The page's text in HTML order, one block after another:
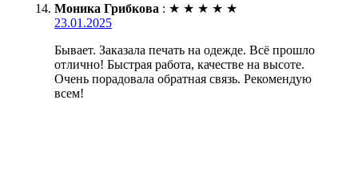
Моника Грибкова : ★ ★ ★ ★ ★
23.01.2025
Бывает. Заказала печать на одежде. Всё прошло
отлично! Быстрая работа, качестве на высоте.
Очень порадовала обратная связь. Рекомендую
всем!